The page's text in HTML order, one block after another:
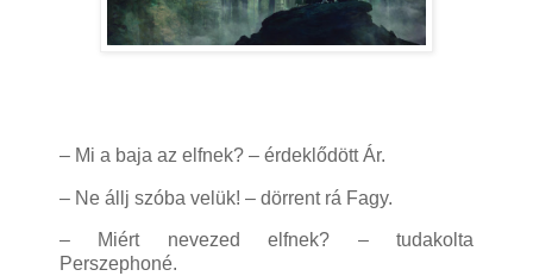
– Mi a baja az elfnek? – érdeklődött Ár.
– Ne állj szóba velük! – dörrent rá Fagy.
– Miért nevezed elfnek? – tudakolta
Perszephoné.